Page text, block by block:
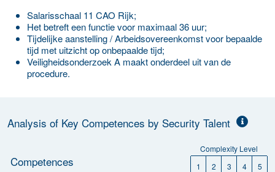
Salarisschaal 11 CAO Rijk;
Het betreft een functie voor maximaal 36 uur;
Tijdelijke aanstelling / Arbeidsovereenkomst voor bepaalde
tijd met uitzicht op onbepaalde tijd;
Veiligheidsonderzoek A maakt onderdeel uit van de
procedure.
Analysis of Key Competences by Security Talent
Complexity Level
Competences 1 2 3 4
5